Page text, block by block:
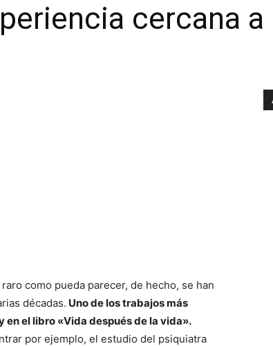
cercana
como pueda parecer, de hecho, se han
décadas. Uno de los trabajos más
el libro «Vida después de la vida».
por ejemplo, el estudio del psiquiatra